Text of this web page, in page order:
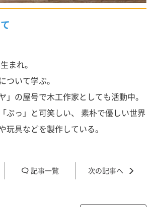
まれ。
ついて学ぶ。
」の屋号で木工作家としても活動中。
ぷっ」と可笑しい、 素朴で優しい世界
玩具などを製作している。
記事一覧